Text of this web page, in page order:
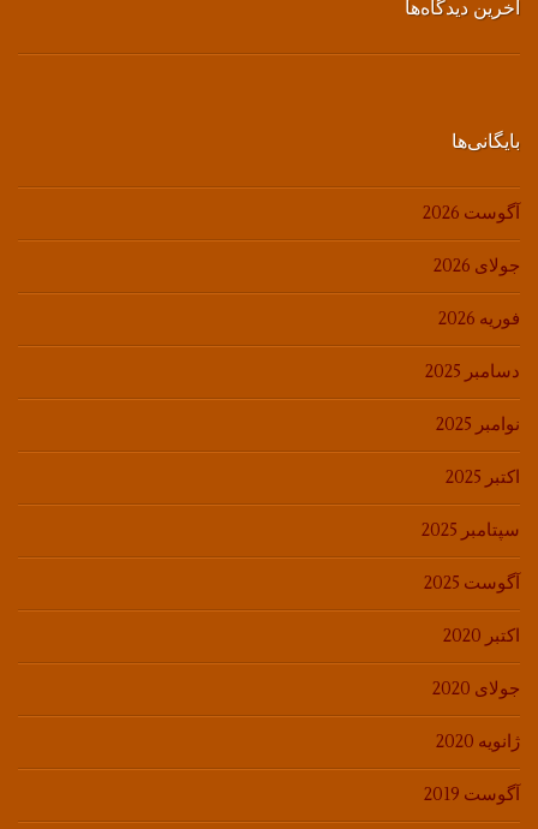
آخرین دیدگاه‌ها
بایگانی‌ها
آگوست 2026
جولای 2026
فوریه 2026
دسامبر 2025
نوامبر 2025
اکتبر 2025
سپتامبر 2025
آگوست 2025
اکتبر 2020
جولای 2020
ژانویه 2020
آگوست 2019